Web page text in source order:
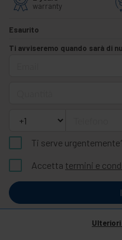
warranty
Esaurito
Ti avviseremo quando sarà di
Ti serve
Accetta termini e